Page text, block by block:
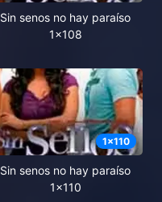
Sin senos no hay paraíso
1x108
1x110
Sin senos no hay paraíso
1x110